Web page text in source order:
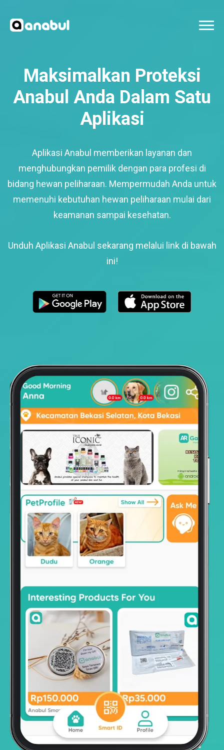
Maksimalkan Proteksi
Anabul Anda Dalam Satu
Aplikasi
Aplikasi Anabul memberikan layanan dan
menghubungkan pemilik dengan para profesi di
bidang hewan peliharaan. Mempermudah Anda untuk
memenuhi kebutuhan hewan peliharaan mulai dari
keamanan sampai kesehatan.
Unduh Aplikasi Anabul sekarang melalui link di bawah
ini!